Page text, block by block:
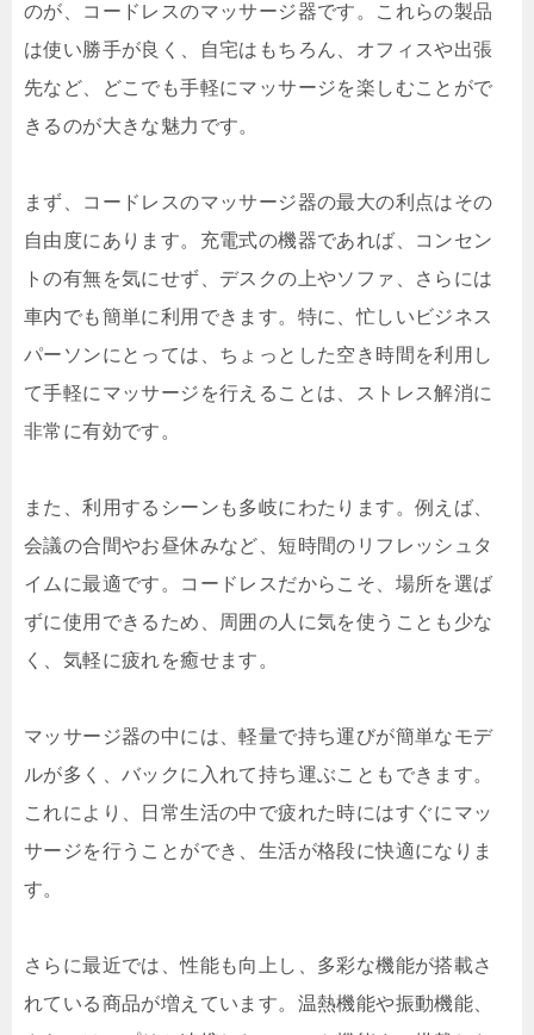
のが、コードレスのマッサージ器です。これらの製品
は使い勝手が良く、自宅はもちろん、オフィスや出張
先など、どこでも手軽にマッサージを楽しむことがで
きるのが大きな魅力です。
まず、コードレスのマッサージ器の最大の利点はその
自由度にあります。充電式の機器であれば、コンセン
トの有無を気にせず、デスクの上やソファ、さらには
車内でも簡単に利用できます。特に、忙しいビジネス
パーソンにとっては、ちょっとした空き時間を利用し
て手軽にマッサージを行えることは、ストレス解消に
非常に有効です。
また、利用するシーンも多岐にわたります。例えば、
会議の合間やお昼休みなど、短時間のリフレッシュタ
イムに最適です。コードレスだからこそ、場所を選ば
ずに使用できるため、周囲の人に気を使うことも少な
く、気軽に疲れを癒せます。
マッサージ器の中には、軽量で持ち運びが簡単なモデ
ルが多く、バックに入れて持ち運ぶこともできます。
これにより、日常生活の中で疲れた時にはすぐにマッ
サージを行うことができ、生活が格段に快適になりま
す。
さらに最近では、性能も向上し、多彩な機能が搭載さ
れている商品が増えています。温熱機能や振動機能、